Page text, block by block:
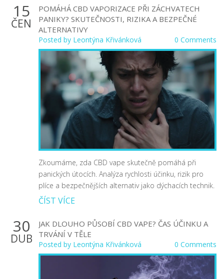
15
ČEN
POMÁHÁ CBD VAPORIZACE PŘI ZÁCHVATECH
PANIKY? SKUTEČNOSTI, RIZIKA A BEZPEČNÉ
ALTERNATIVY
Posted by Leontýna Křivánková 0 Comments
Zkoumáme, zda CBD vape skutečně pomáhá při
panických útocích. Analýza rychlosti účinku, rizik pro
plíce a bezpečnějších alternativ jako dýchacích technik.
ČÍST VÍCE
30
DUB
JAK DLOUHO PŮSOBÍ CBD VAPE? ČAS ÚČINKU A
TRVÁNÍ V TĚLE
Posted by Leontýna Křivánková 0 Comments